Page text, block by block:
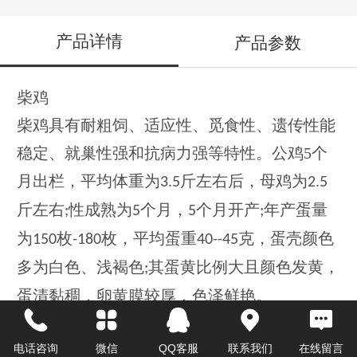
产品详情 产品参数
柴鸡
柴鸡具有耐粗饲、适应性、觅食性、遗传性能
稳定、就巢性强和抗病力强等特性。公鸡5个
月出栏，平均体重为3.5 斤左右后，母鸡为2.5
斤左右;性成熟为5个月， 5个月开产;年产蛋量
为 150枚-180枚，平均蛋重40--45克，蛋壳颜色
多为白色、浅褐色;其蛋黄比例大且颜色发黄，
蛋清黏稠，卵黄膜较厚，色泽鲜艳。
一、形态特征
外观体形清秀，头尾上翘，羽毛紧凑，羽色有
电话咨询 微信 QQ客服 联系我们 在线留言